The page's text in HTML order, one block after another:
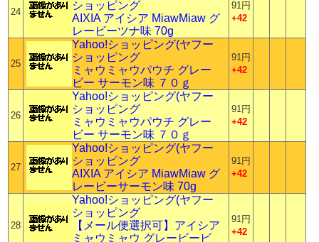
24
ショッピング
AIXIA アイシア MiawMiaw グ
レービーツナ味 70g
91円
+42
25
Yahoo!ショッピング(ヤフー
ショッピング
ミャウミャウパウチ グレー
ビー サーモン味 ７０ｇ
91円
+42
26
Yahoo!ショッピング(ヤフー
ショッピング
ミャウミャウパウチ グレー
ビー サーモン味 ７０ｇ
91円
+42
27
Yahoo!ショッピング(ヤフー
ショッピング
AIXIA アイシア MiawMiaw グ
レービーサーモン味 70g
91円
+42
28
Yahoo!ショッピング(ヤフー
ショッピング
【メール便選択可】アイシア
ミャウミャウ グレービービ
91円
+42